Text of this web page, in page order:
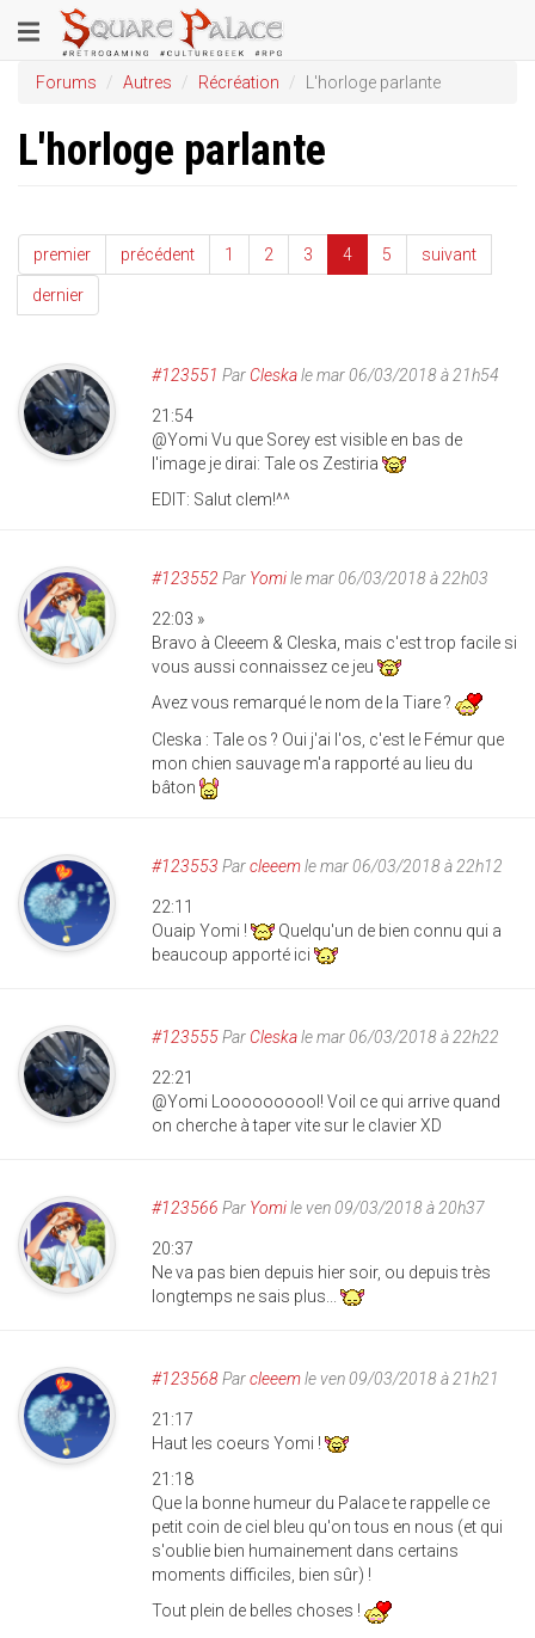
au
contenu
principal
Toggle
navigation
Forums Autres Récréation L'horloge parlante
L'horloge parlante
premier précédent 1 2 3 4 5 suivant
dernier
#123551 Par Cleskale mar 06/03/2018 à 21h54
21:54
@Yomi Vu que Sorey est visible en bas de
l'image je dirai: Tale os Zestiria
EDIT: Salut clem!^^
#123552 Par Yomile mar 06/03/2018 à 22h03
22:03 »
Bravo à Cleeem & Cleska, mais c'est trop facile si
vous aussi connaissez ce jeu
Avez vous remarqué le nom de la Tiare ?
Cleska : Tale os ? Oui j'ai l'os, c'est le Fémur que
mon chien sauvage m'a rapporté au lieu du
bâton
#123553 Parcleeemle mar 06/03/2018 à 22h12
22:11
Ouaip Yomi !
Quelqu'un de bien connu qui a
beaucoup apporté ici
#123555Par Cleskale mar 06/03/2018 à 22h22
22:21
@Yomi Loooooooool! Voil ce qui arrive quand
on cherche à taper vite sur le clavier XD
#123566 Par Yomile ven 09/03/2018 à 20h37
20:37
Ne va pas bien depuis hier soir, ou depuis très
longtemps ne sais plus...
#123568Parcleeemle ven 09/03/2018 à 21h21
21:17
Haut les coeurs Yomi !
21:18
Que la bonne humeur du Palace te rappelle ce
petit coin de ciel bleu qu'on tous en nous (et qui
s'oublie bien humainement dans certains
moments difficiles, bien sûr) !
Tout plein de belles choses !